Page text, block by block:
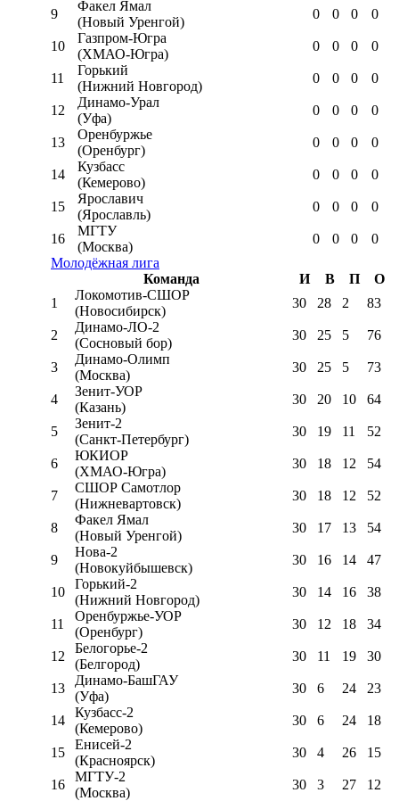
9
Факел Ямал
(Новый Уренгой)
0 0 0 0
10
Газпром-Югра
(ХМАО-Югра)
0 0 0 0
11
Горький
(Нижний Новгород)
0 0 0 0
12
Динамо-Урал
(Уфа)
0 0 0 0
13
Оренбуржье
(Оренбург)
0 0 0 0
14
Кузбасс
(Кемерово)
0 0 0 0
15
Ярославич
(Ярославль)
0 0 0 0
16
МГТУ
(Москва)
0 0 0
0
Молодёжная лига
Команда
И В П
О
1
Локомотив-CШОР
(Новосибирск)
30 28 2 83
2
Динамо-ЛО-2
(Сосновый бор)
30 25 5 76
3
Динамо-Олимп
(Москва)
30 25 5 73
4
Зенит-УОР
(Казань)
30 20 10 64
5
Зенит-2
(Санкт-Петербург)
30 19 11 52
6
ЮКИОР
(ХМАО-Югра)
30 18 12 54
7
СШОР Самотлор
(Нижневартовск)
30 18 12 52
8
Факел Ямал
(Новый Уренгой)
30 17 13 54
9
Нова-2
(Новокуйбышевск)
30 16 14 47
10
Горький-2
(Нижний Новгород)
30 14 16 38
11
Оренбуржье-УОР
(Оренбург)
30 12 18 34
12
Белогорье-2
(Белгород)
30 11 19 30
13
Динамо-БашГАУ
(Уфа)
30 6 24 23
14
Кузбасс-2
(Кемерово)
30 6 24 18
15
Енисей-2
(Красноярск)
30 4 26 15
16
МГТУ-2
(Москва)
30 3 27 12